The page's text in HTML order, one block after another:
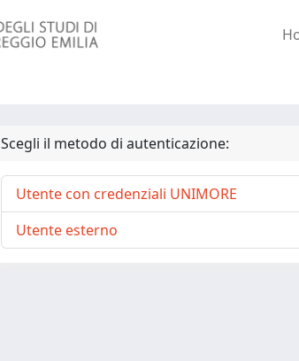
Scegli il metodo di autenticazione:
Utente con credenziali UNIMORE
Utente esterno